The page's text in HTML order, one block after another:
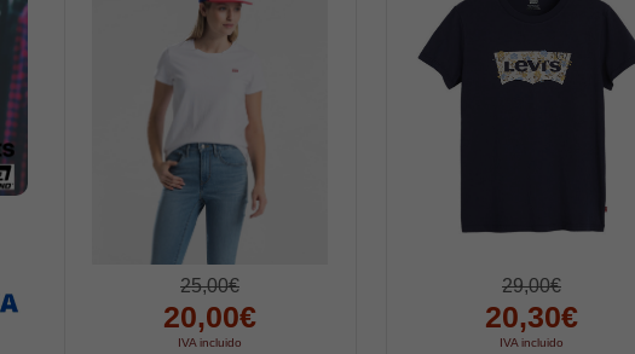
25,00€
20,00€
IVA incluido
29,00€
20,30€
IVA incluido